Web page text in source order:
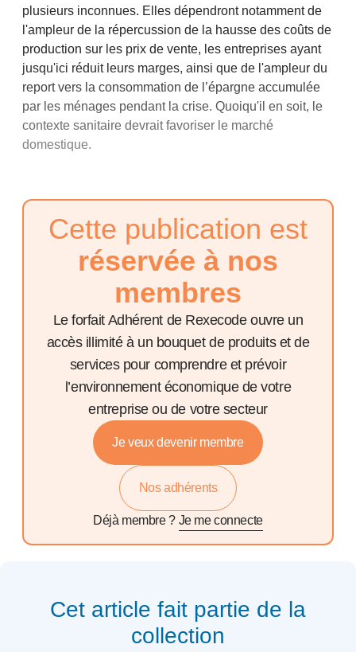
plusieurs inconnues. Elles dépendront notamment de
l'ampleur de la répercussion de la hausse des coûts de
production sur les prix de vente, les entreprises ayant
jusqu'ici réduit leurs marges, ainsi que de l'ampleur du
report vers la consommation de l’épargne accumulée
par les ménages pendant la crise. Quoiqu'il en soit, le
contexte sanitaire devrait favoriser le marché
domestique.
Cette publication est
réservée à nos
membres
Le forfait Adhérent de Rexecode ouvre un
accès illimité à un bouquet de produits et de
services pour comprendre et prévoir
l’environnement économique de votre
entreprise ou de votre secteur
Je veux devenir membre
Nos adhérents
Déjà membre ? Je me connecte
Cet article fait partie de la
collection